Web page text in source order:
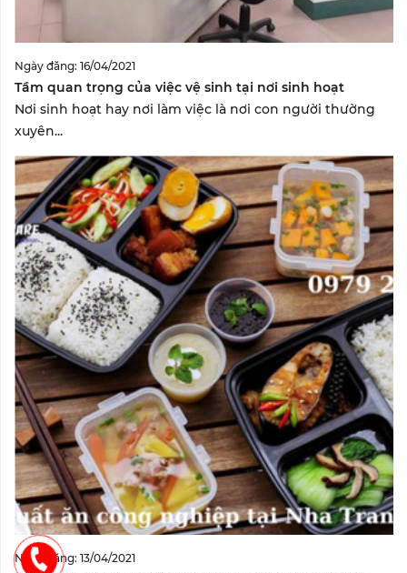
Ngày đăng: 16/04/2021
Tầm quan trọng của việc vệ sinh tại nơi sinh hoạt
Nơi sinh hoạt hay nơi làm việc là nơi con người thường
xuyên...
Ngày đăng: 13/04/2021